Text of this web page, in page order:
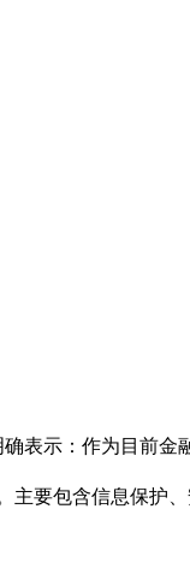
表示：作为目前金
主要包含信息保护